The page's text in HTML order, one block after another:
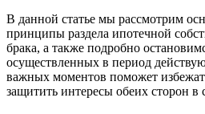
В данной статье мы рассмотрим
принципы раздела ипотечной
брака, а также подробно
осуществленных в период
важных моментов поможет
защитить интересы обеих сторон в